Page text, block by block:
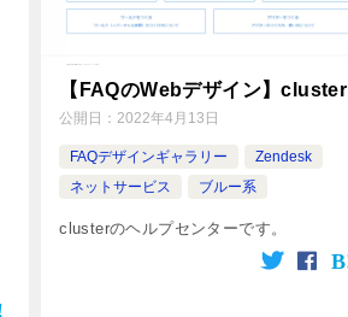
【FAQのWebデザイン】cluster
公開日：2022年4月13日
FAQデザインギャラリー
Zendesk
ネットサービス
ブルー系
clusterのヘルプセンターです。